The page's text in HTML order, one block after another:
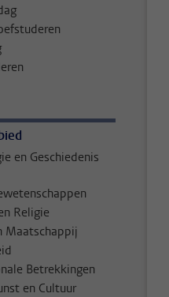
en Geschiedenis
Religie
Maatschappij
Betrekkingen
en Cultuur